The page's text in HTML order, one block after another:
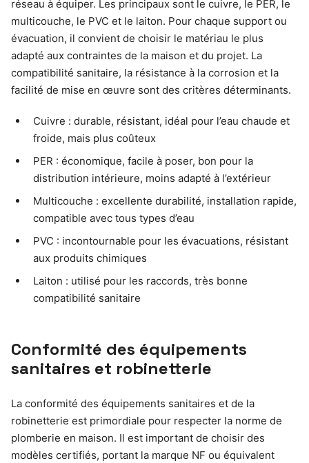
réseau à équiper. Les principaux sont le cuivre, le PER, le
multicouche, le PVC et le laiton. Pour chaque support ou
évacuation, il convient de choisir le matériau le plus
adapté aux contraintes de la maison et du projet. La
compatibilité sanitaire, la résistance à la corrosion et la
facilité de mise en œuvre sont des critères déterminants.
Cuivre : durable, résistant, idéal pour l’eau chaude et
froide, mais plus coûteux
PER : économique, facile à poser, bon pour la
distribution intérieure, moins adapté à l’extérieur
Multicouche : excellente durabilité, installation rapide,
compatible avec tous types d’eau
PVC : incontournable pour les évacuations, résistant
aux produits chimiques
Laiton : utilisé pour les raccords, très bonne
compatibilité sanitaire
Conformité des équipements
sanitaires et robinetterie
La conformité des équipements sanitaires et de la
robinetterie est primordiale pour respecter la norme de
plomberie en maison. Il est important de choisir des
modèles certifiés, portant la marque NF ou équivalent